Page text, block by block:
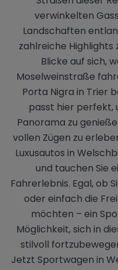
verwinkelten
Landschaften
zahlreiche Highlights
Blicke auf sich,
Moselweinstraße
Porta Nigra in Trier
passt hier perfekt,
Panorama zu
vollen Zügen zu
Luxusautos in
und tauchen Sie
Fahrerlebnis. Egal, ob
oder einfach die
möchten – ein
Möglichkeit, sich in
stilvoll
Jetzt Sportwagen in